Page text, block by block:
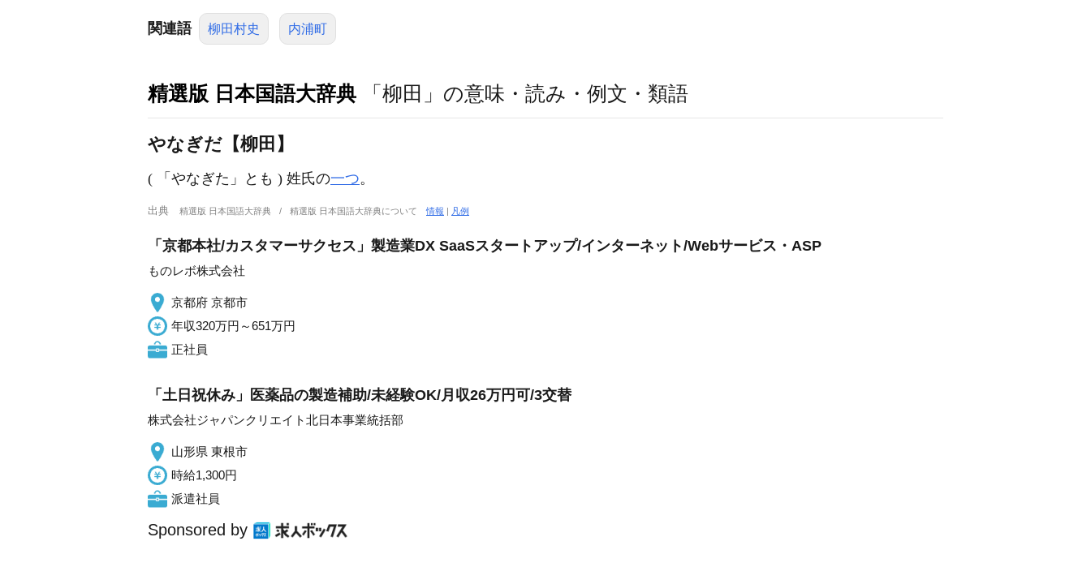
関連語 柳田村史 内浦町
精選版 日本国語大辞典 「柳田」の意味・読み・例文・類語
やなぎだ【柳田】
( 「やなぎた」とも ) 姓氏の一つ。
出典 精選版 日本国語大辞典 精選版 日本国語大辞典について情報 | 凡例
「京都本社/カスタマーサクセス」製造業DX SaaSスタートアップ/インターネット/Webサービス・ASP
ものレボ株式会社
京都府 京都市
年収320万円～651万円
正社員
「土日祝休み」医薬品の製造補助/未経験OK/月収26万円可/3交替
株式会社ジャパンクリエイト北日本事業統括部
山形県 東根市
時給1,300円
派遣社員
Sponsored by